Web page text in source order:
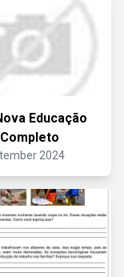
Educação
2024